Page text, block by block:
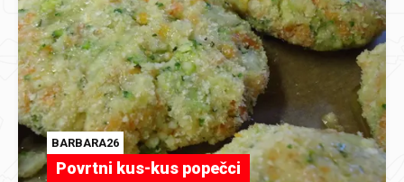
BARBARA26
Povrtni kus-kus popečci